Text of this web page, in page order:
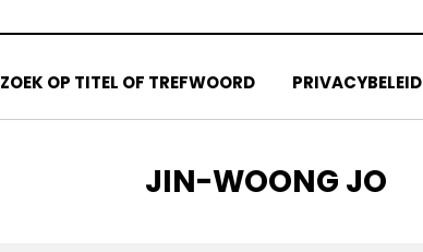
ZOEK OP TITEL OF TREFWOORD PRIVACYBELEID
TAG
:
JIN-WOONG JO